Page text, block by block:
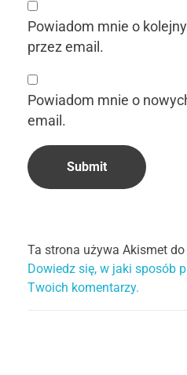
Powiadom mnie o
przez email.
Powiadom mnie o
email.
Ta strona używa Akismet
Dowiedz się, w jaki sposób
Twoich komentarzy.